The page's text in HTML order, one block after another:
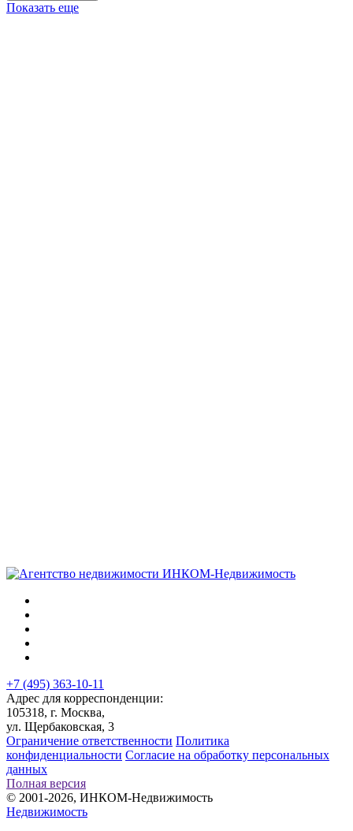
Показать еще
+7 (495) 363-10-11
Адрес для корреспонденции:
105318, г. Москва,
ул. Щербаковская, 3
Ограничение ответственности Политика
конфиденциальности Согласие на обработку персональных
данных
Полная версия
© 2001-2026, ИНКОМ-Недвижимость
Недвижимость